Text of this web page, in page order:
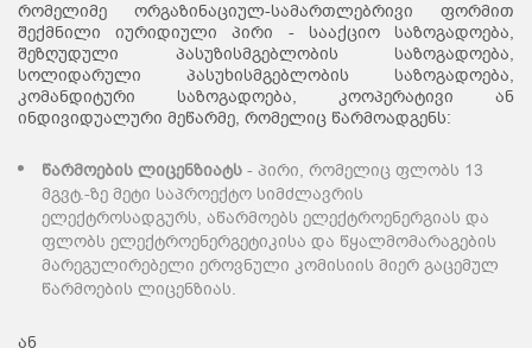
რომელიმე ორგაზინაციულ-სამართლებრივი ფორმით
შექმნილი იურიდიული პირი - სააქციო საზოგადოება,
შეზღუდული პასუზისმგებლობის საზოგადოება,
სოლიდარული პასუხისმგებლობის საზოგადოება,
კომანდიტური საზოგადოება, კოოპერატივი ან
ინდივიდუალური მეწარმე, რომელიც წარმოადგენს:
წარმოების ლიცენზიატს - პირი, რომელიც ფლობს 13
მგვტ.-ზე მეტი საპროექტო სიმძლავრის
ელექტროსადგურს, აწარმოებს ელექტროენერგიას და
ფლობს ელექტროენერგეტიკისა და წყალმომარაგების
მარეგულირებელი ეროვნული კომისიის მიერ გაცემულ
წარმოების ლიცენზიას.
ან